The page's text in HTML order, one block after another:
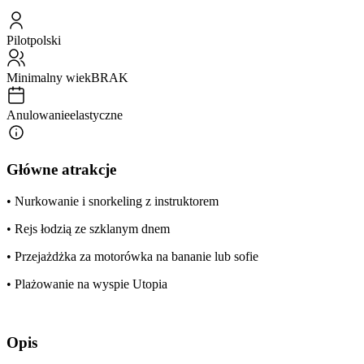
Pilotpolski
Minimalny wiekBRAK
Anulowanieelastyczne
Główne atrakcje
• Nurkowanie i snorkeling z instruktorem
• Rejs łodzią ze szklanym dnem
• Przejażdżka za motorówka na bananie lub sofie
• Plażowanie na wyspie Utopia
Opis